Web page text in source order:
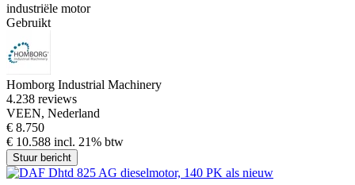
industriële motor
Gebruikt
Homborg Industrial Machinery
4.238 reviews
VEEN, Nederland
€ 8.750
€ 10.588 incl. 21% btw
Stuur bericht